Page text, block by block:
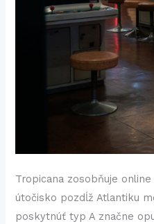
Tropicana zosobňuje
útočisko pozdĺž Atlantiku
poskytnúť typ A značne